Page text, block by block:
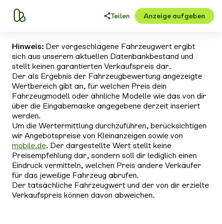
Teilen Anzeige aufgeben
Hinweis: Der vorgeschlagene Fahrzeugwert ergibt
sich aus unserem aktuellen Datenbankbestand und
stellt keinen garantierten Verkaufspreis dar.
Der als Ergebnis der Fahrzeugbewertung angezeigte
Wertbereich gibt an, für welchen Preis dein
Fahrzeugmodell oder ähnliche Modelle wie das von dir
über die Eingabemaske angegebene derzeit inseriert
werden.
Um die Wertermittlung durchzuführen, berücksichtigen
wir Angebotspreise von Kleinanzeigen sowie von
mobile.de. Der dargestellte Wert stellt keine
Preisempfehlung dar, sondern soll dir lediglich einen
Eindruck vermitteln, welchen Preis andere Verkäufer
für das jeweilige Fahrzeug abrufen.
Der tatsächliche Fahrzeugwert und der von dir erzielte
Verkaufspreis können davon abweichen.